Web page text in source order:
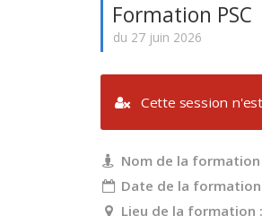
Formation PSC
du 27 juin 2026
Cette session
Nom de la formation
Date de la formation
Lieu de la formation :